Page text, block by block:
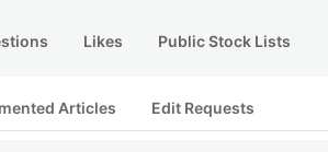
Likes Public Stock Lists
Articles Edit Requests